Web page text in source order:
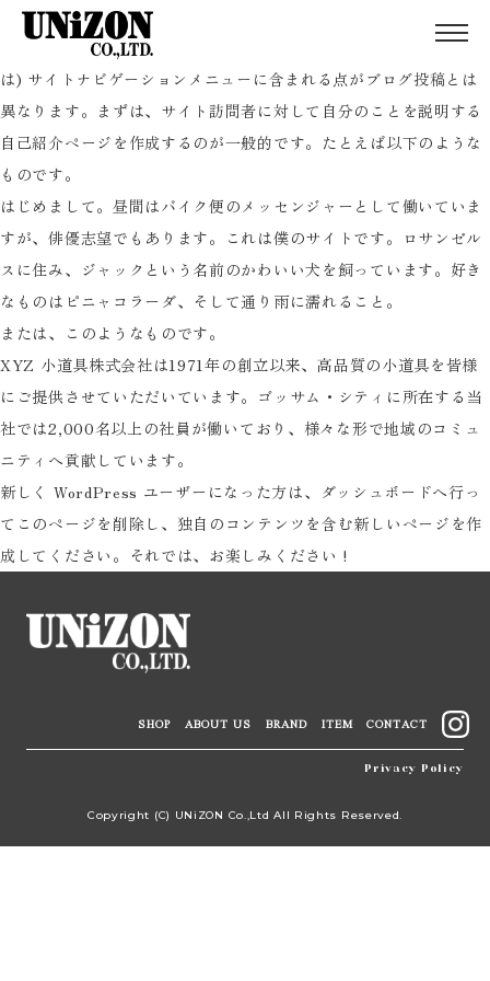
sample page サンプルページ
これはサンプルページです。同じ位置に固定され、(多くのテーマで
は) サイトナビゲーションメニューに含まれる点がブログ投稿とは
異なります。まずは、サイト訪問者に対して自分のことを説明する
自己紹介ページを作成するのが一般的です。たとえば以下のような
ものです。
はじめまして。昼間はバイク便のメッセンジャーとして働いていま
すが、俳優志望でもあります。これは僕のサイトです。ロサンゼル
スに住み、ジャックという名前のかわいい犬を飼っています。好き
なものはピニャコラーダ、そして通り雨に濡れること。
または、このようなものです。
XYZ 小道具株式会社は1971年の創立以来、高品質の小道具を皆様
にご提供させていただいています。ゴッサム・シティに所在する当
社では2,000名以上の社員が働いており、様々な形で地域のコミュ
ニティへ貢献しています。
新しく WordPress ユーザーになった方は、 ダッシュボードへ行っ
てこのページを削除し、独自のコンテンツを含む新しいページを作
成してください。それでは、お楽しみください !
SHOP ABOUT US BRAND ITEM CONTACT
Privacy Policy
Copyright (C) UNiZON Co.,Ltd All Rights Reserved.